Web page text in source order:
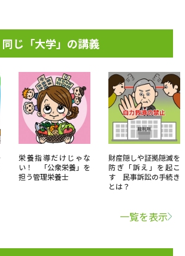
同じ「大学」の講義
栄養指導だけじゃな
い！ 「公衆栄養」を
担う管理栄養士
財産隠しや証拠隠滅を
防ぎ「訴え」を起こ
す 民事訴訟の手続き
とは？
一覧を表示